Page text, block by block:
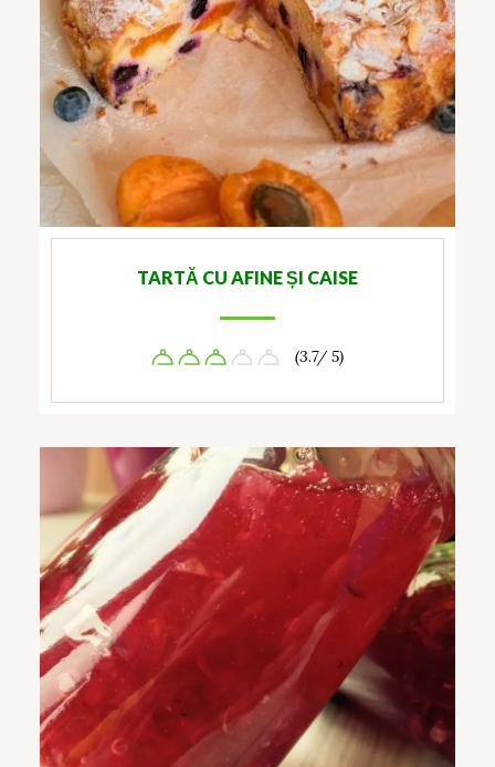
TARTĂ CU AFINE ȘI CAISE
(3.7/ 5)